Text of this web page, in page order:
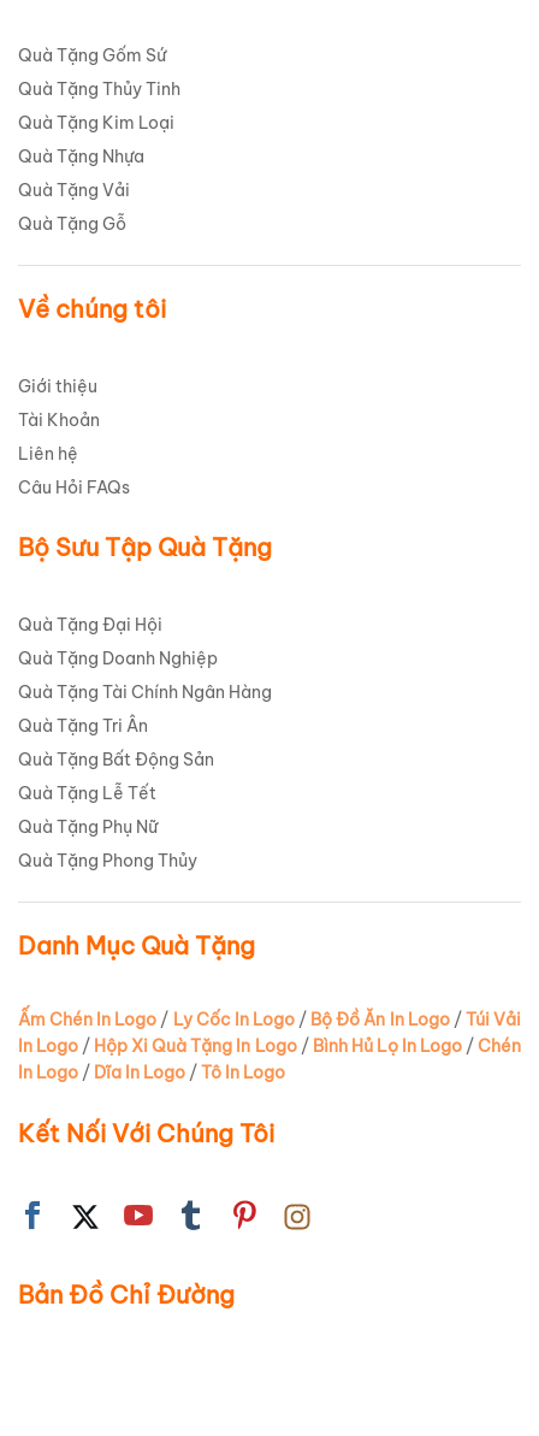
Quà Tặng Gốm Sứ
Quà Tặng Thủy Tinh
Quà Tặng Kim Loại
Quà Tặng Nhựa
Quà Tặng Vải
Quà Tặng Gỗ
Về chúng tôi
Giới thiệu
Tài Khoản
Liên hệ
Câu Hỏi FAQs
Bộ Sưu Tập Quà Tặng
Quà Tặng Đại Hội
Quà Tặng Doanh Nghiệp
Quà Tặng Tài Chính Ngân Hàng
Quà Tặng Tri Ân
Quà Tặng Bất Động Sản
Quà Tặng Lễ Tết
Quà Tặng Phụ Nữ
Quà Tặng Phong Thủy
Danh Mục Quà Tặng
Ấm Chén In Logo / Ly Cốc In Logo/ Bộ Đồ Ăn In Logo/Túi Vải
In Logo / Hộp Xi Quà Tặng In Logo/ Bình Hủ Lọ In Logo/Chén
In Logo / Dĩa In Logo /Tô In Logo
Kết Nối Với Chúng Tôi
Bản Đồ Chỉ Đường